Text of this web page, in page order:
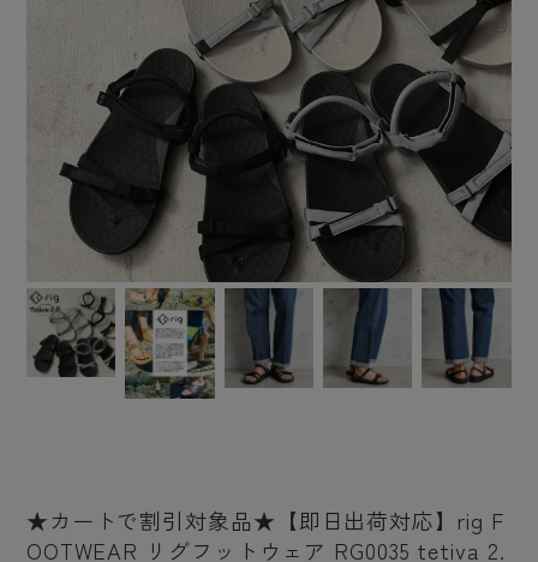
★カートで割引対象品★【即日出荷対応】rig F
OOTWEAR リグフットウェア RG0035 tetiva 2.